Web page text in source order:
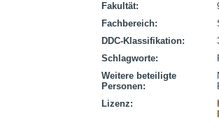
Fakultät:
Fachbereich:
DDC-Klassifikation:
Schlagworte:
Weitere beteiligte
Personen:
Lizenz: